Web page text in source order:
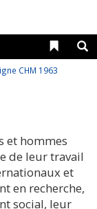
Liens
CHM 1963
et hommes
de leur travail
et
en recherche,
social, leur